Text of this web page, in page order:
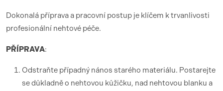
Dokonalá příprava a pracovní postup je klíčem k trvanlivosti
profesionální nehtové péče.
PŘÍ PRAVA:
Odstraňte případný nános starého materiálu. Postarejte
se důkladně o nehtovou kůžičku, nad nehtovou blanku a